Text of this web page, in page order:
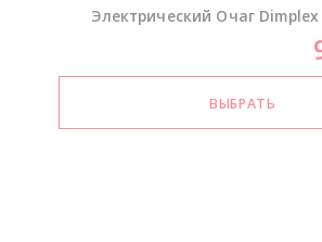
Электрический Очаг